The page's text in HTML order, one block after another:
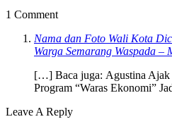
1 Comment
Nama dan Foto Wali Kota
Warga Semarang Waspada –
[…] Baca juga: Agustina Ajak
Program “Waras Ekonomi”
Leave A Reply